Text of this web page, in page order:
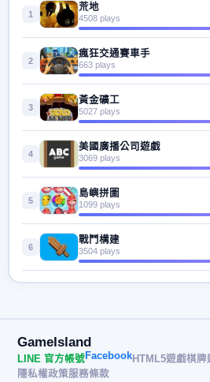
1
荒地
4508 plays
2
瘋狂交通賽車手
663 plays
3
黃金礦工
5027 plays
4
美國廣播公司遊戲
3069 plays
5
島嶼拼圖
1099 plays
6
戰鬥構建
3504 plays
GameIsland
LINE 官方帳號FacebookHTML5遊戲棋牌
隱私權政策服務條款